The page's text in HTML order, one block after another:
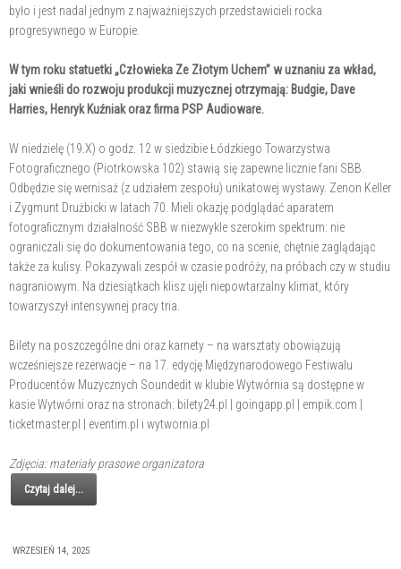
było i jest nadal jednym z najważniejszych przedstawicieli rocka
progresywnego w Europie.
W tym roku statuetki „Człowieka Ze Złotym Uchem” w uznaniu za wkład,
jaki wnieśli do rozwoju produkcji muzycznej otrzymają: Budgie, Dave
Harries, Henryk Kuźniak oraz firma PSP Audioware.
W niedzielę (19.X) o godz. 12 w siedzibie Łódzkiego Towarzystwa
Fotograficznego (Piotrkowska 102) stawią się zapewne licznie fani SBB.
Odbędzie się wernisaż (z udziałem zespołu) unikatowej wystawy. Zenon Keller
i Zygmunt Drużbicki w latach 70. Mieli okazję podglądać aparatem
fotograficznym działalność SBB w niezwykle szerokim spektrum: nie
ograniczali się do dokumentowania tego, co na scenie, chętnie zaglądając
także za kulisy. Pokazywali zespół w czasie podróży, na próbach czy w studiu
nagraniowym. Na dziesiątkach klisz ujęli niepowtarzalny klimat, który
towarzyszył intensywnej pracy tria.
Bilety na poszczególne dni oraz karnety – na warsztaty obowiązują
wcześniejsze rezerwacje – na 17. edycję Międzynarodowego Festiwalu
Producentów Muzycznych Soundedit w klubie Wytwórnia są dostępne w
kasie Wytwórni oraz na stronach: bilety24.pl | goingapp.pl | empik.com |
ticketmaster.pl | eventim.pl i wytwornia.pl
Zdjęcia: materiały prasowe organizatora
Czytaj dalej...
WRZESIEŃ 14, 2025